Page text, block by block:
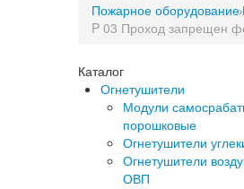
Пожарное оборудование
P 03 Проход запрещен
Каталог
Огнетушители
Модули
порошковые
Огнетушители
Огнетушители
ОВП